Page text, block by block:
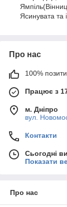
Ясинувата та
Про нас
100%
Працює з
м. Дніпро
вул.
Контакти
Сьогодні
Показати
Про нас